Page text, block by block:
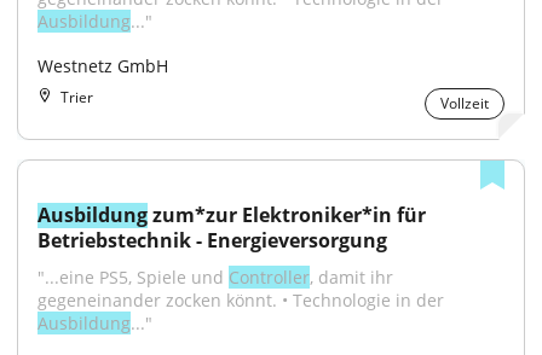
Ausbildung..."
Westnetz GmbH
Trier Vollzeit
Ausbildung zum*zur Elektroniker*in für
Betriebstechnik - Energieversorgung
"...eine PS5, Spiele und Controller, damit ihr
Ausbildung..."